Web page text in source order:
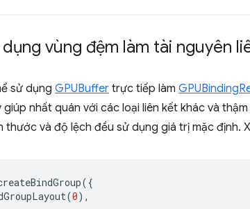
vùng đệm làm tài nguyên
sử dụng GPUBuffer trực tiếp làm
nhất quán với các loại liên kết khác và
thước và độ lệch đều sử dụng giá trị mặc định.
({
(0),